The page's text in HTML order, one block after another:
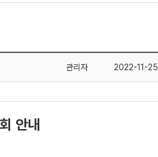
관리자 2022-11-25
안내